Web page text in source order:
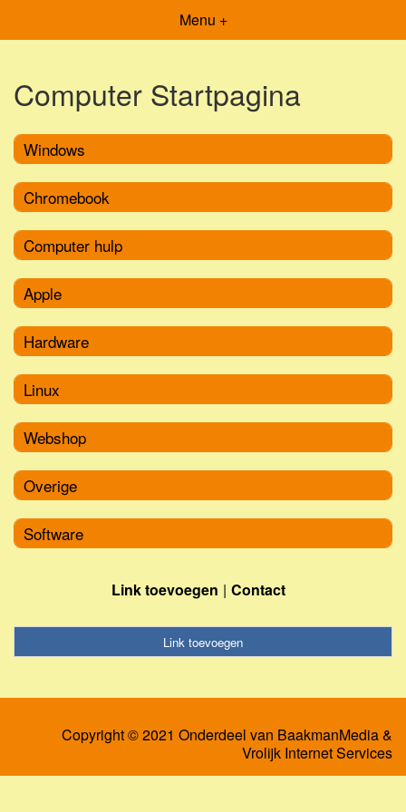
Menu +
Computer Startpagina
Windows
Chromebook
Computer hulp
Apple
Hardware
Linux
Webshop
Overige
Software
Link toevoegen Contact
Link toevoegen
Copyright © 2021 Onderdeel van BaakmanMedia&
Vrolijk Internet Services